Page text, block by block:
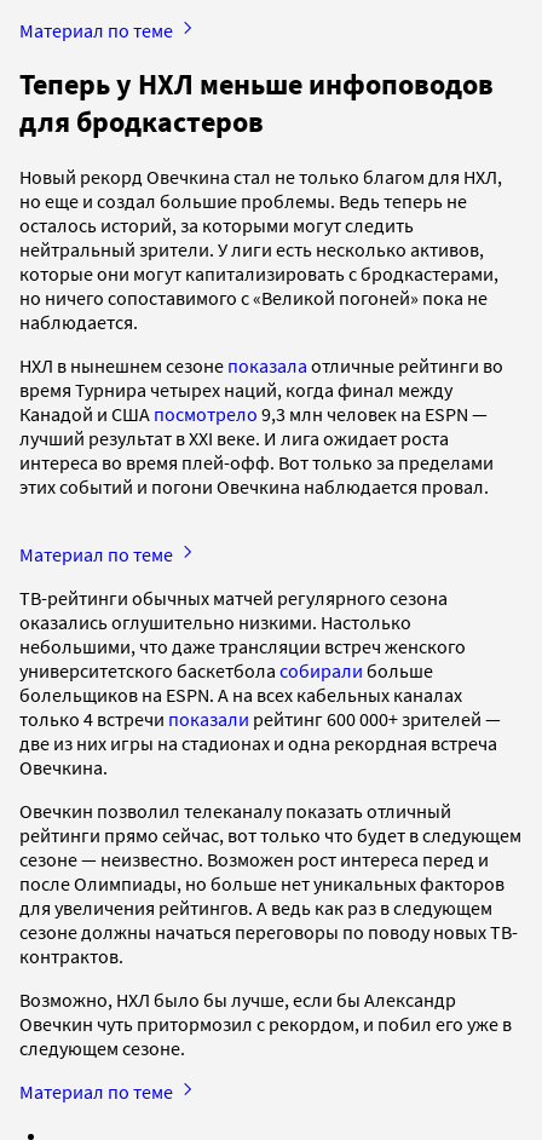
Материал по теме
Теперь у НХЛ меньше инфоповодов
для бродкастеров
Новый рекорд Овечкина стал не только благом для НХЛ,
но еще и создал большие проблемы. Ведь теперь не
осталось историй, за которыми могут следить
нейтральный зрители. У лиги есть несколько активов,
которые они могут капитализировать с бродкастерами,
но ничего сопоставимого с «Великой погоней» пока не
наблюдается.
НХЛ в нынешнем сезоне показала отличные рейтинги во
время Турнира четырех наций, когда финал между
Канадой и США посмотрело 9,3 млн человек на ESPN —
лучший результат в XXI веке. И лига ожидает роста
интереса во время плей-офф. Вот только за пределами
этих событий и погони Овечкина наблюдается провал.
Материал по теме
ТВ-рейтинги обычных матчей регулярного сезона
оказались оглушительно низкими. Настолько
небольшими, что даже трансляции встреч женского
университетского баскетбола собирали больше
болельщиков на ESPN. А на всех кабельных каналах
только 4 встречи показали рейтинг 600 000+ зрителей —
две из них игры на стадионах и одна рекордная встреча
Овечкина.
Овечкин позволил телеканалу показать отличный
рейтинги прямо сейчас, вот только что будет в следующем
сезоне — неизвестно. Возможен рост интереса перед и
после Олимпиады, но больше нет уникальных факторов
для увеличения рейтингов. А ведь как раз в следующем
сезоне должны начаться переговоры по поводу новых ТВ-
контрактов.
Возможно, НХЛ было бы лучше, если бы Александр
Овечкин чуть притормозил с рекордом, и побил его уже в
следующем сезоне.
Материал по теме